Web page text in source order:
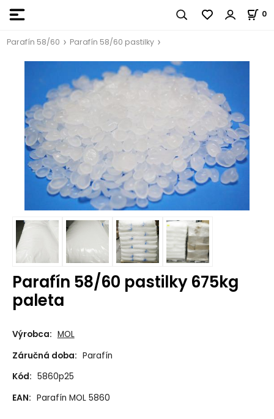
0
Parafín 58/60 Parafín 58/60 pastilky
Parafín 58/60 pastilky 675kg
paleta
Výrobca: MOL
Záručná doba: Parafín
Kód: 5860p25
EAN: Parafín MOL 5860